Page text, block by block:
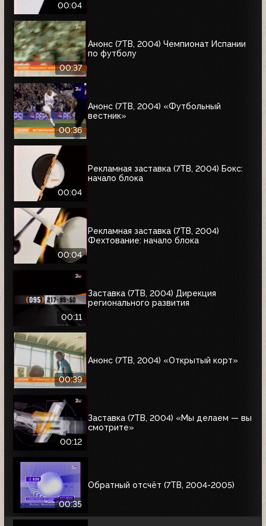
00:04
00:37
Анонс (7ТВ, 2004) Чемпионат Испании
по футболу
00:36
Анонс (7ТВ, 2004) «Футбольный
вестник»
00:04
Рекламная заставка (7ТВ, 2004) Бокс:
начало блока
00:04
Рекламная заставка (7ТВ, 2004)
Фехтование: начало блока
00:11
Заставка (7ТВ, 2004) Дирекция
регионального развития
00:39
Анонс (7ТВ, 2004) «Открытый корт»
00:12
Заставка (7ТВ, 2004) «Мы делаем — вы
смотрите»
00:35
Обратный отсчёт (7ТВ, 2004-2005)